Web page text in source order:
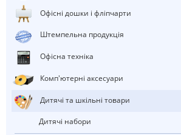
Офісні дошки і фліпчарти
штемпельна продукція
Офісна техніка
Комп'ютерні аксесуари
Дитячі та шкільні товари
Дитячі набори